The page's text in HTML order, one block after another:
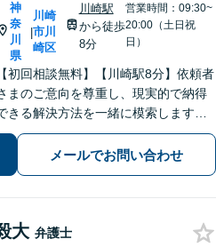
神
奈
川
県
|
川崎
市川
崎区
川崎駅
から徒歩
8分
営業時間：09:30~
20:00（土日祝
日）
【初回相談無料】【川崎駅8分】依頼者
まのご意向を尊重し、現実的で納得
きる解決方法を一緒に模索します
離婚問題】調停・訴訟対応に豊富な
実績あり。人生の再出発を全力で応援
いたします【借金問題】状況を整理
メールでお問い合わせ
大 弁護士